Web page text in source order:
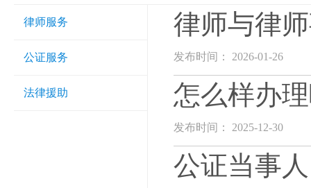
律师服务
公证服务
法律援助
律师与律
发布时间： 2026-01-26
怎么样办
发布时间： 2025-12-30
公证当事